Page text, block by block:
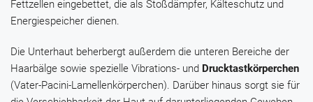
Fettzellen eingebettet, die als Stoßdämpfer, Kälteschutz und
Energiespeicher dienen.
Die Unterhaut beherbergt außerdem die unteren Bereiche der
Haarbälge sowie spezielle Vibrations- und Drucktastkörperchen
(Vater-Pacini-Lamellenkörperchen). Darüber hinaus sorgt sie für